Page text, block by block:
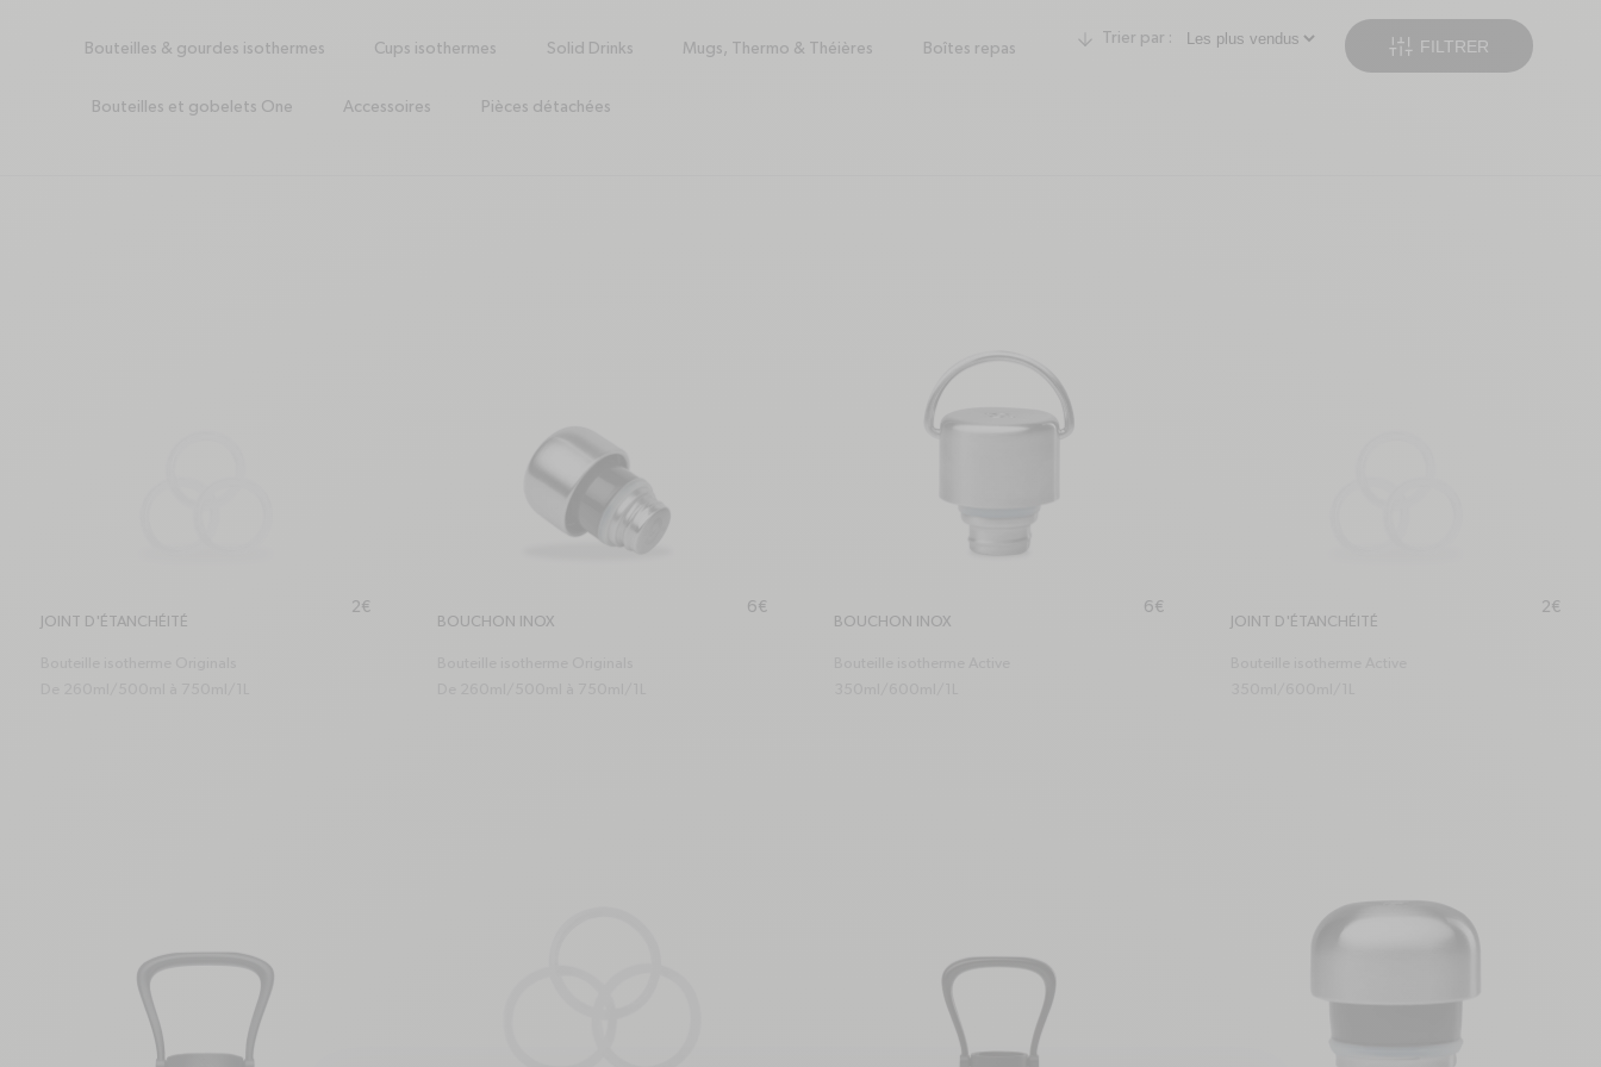
Bouteilles & gourdes isothermes Cups isothermes Solid Drinks Mugs, Thermo & Théières Boîtes repas
Bouteilles et gobelets One Accessoires Pièces détachées
arrow-down
Trier par :
SLIDERS
FILTRER
JOINT D'ÉTANCHÉITÉ
Prix habituel
2€
BOUCHON INOX
Prix habituel
6€
BOUCHON INOX
Prix habituel
6€
JOINT D'ÉTANCHÉITÉ
Prix
2€